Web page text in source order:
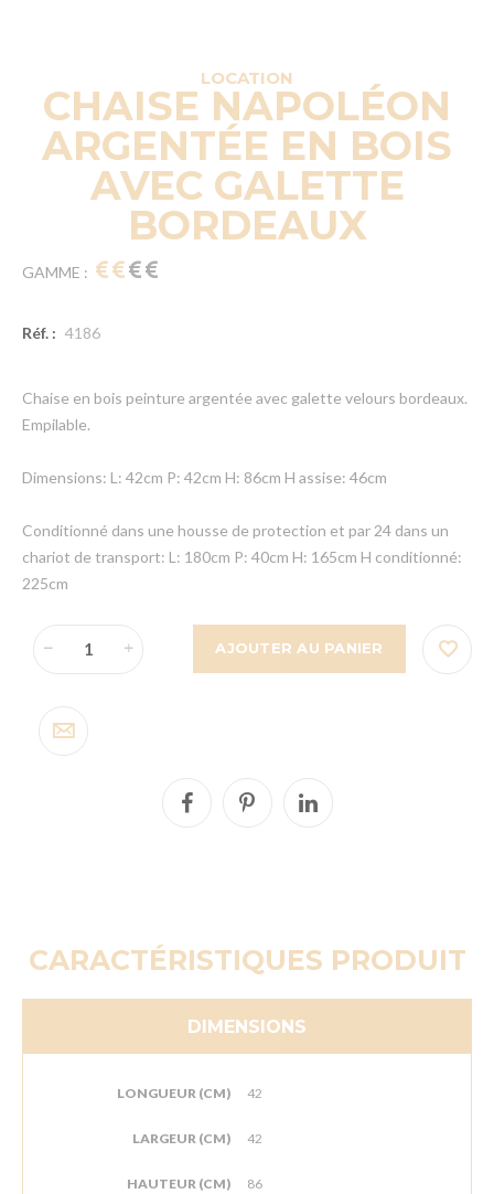
LOCATION
CHAISE NAPOLÉON
ARGENTÉE EN BOIS
AVEC GALETTE
BORDEAUX
GAMME :
Réf. : 4186
Chaise en bois peinture argentée avec galette velours bordeaux.
Empilable.
Dimensions: L: 42cm P: 42cm H: 86cm H assise: 46cm
Conditionné dans une housse de protection et par 24 dans un
chariot de transport: L: 180cm P: 40cm H: 165cm H conditionné:
225cm
AJOUTER AU PANIER
CARACTÉRISTIQUES PRODUIT
DIMENSIONS
LONGUEUR (CM) 42
LARGEUR (CM) 42
HAUTEUR (CM) 86